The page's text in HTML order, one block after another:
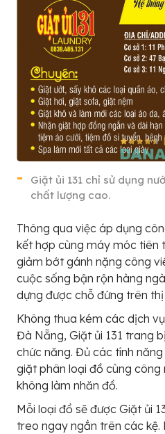
Giặt ủi 131 chỉ sử dụng
chất lượng cao.
Thông qua việc áp dụng
kết hợp cùng máy móc tiên
giảm bớt gánh nặng công
cuộc sống bận rộn hàng
dựng được chỗ đứng trên
Không thua kém các dịch
Đà Nẵng, Giặt ủi 131 trang
chức năng. Đủ các tính
giặt phân loại đồ cùng công
không làm nhăn đồ.
Mỗi loại đồ sẽ được Giặt ủi
treo ngay ngắn trên các kệ.